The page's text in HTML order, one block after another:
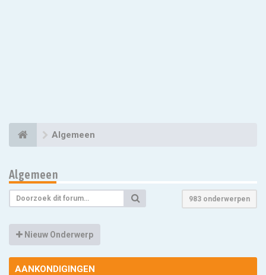
Algemeen
Algemeen
983 onderwerpen
Nieuw Onderwerp
AANKONDIGINGEN